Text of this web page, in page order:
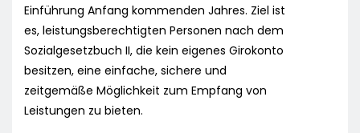
Einführung Anfang kommenden Jahres. Ziel ist
es, leistungsberechtigten Personen nach dem
Sozialgesetzbuch II, die kein eigenes Girokonto
besitzen, eine einfache, sichere und
zeitgemäße Möglichkeit zum Empfang von
Leistungen zu bieten.